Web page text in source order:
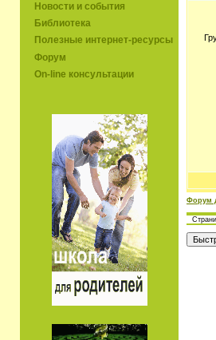
Новости и события
Библиотека
Полезные интернет-ресурсы
Форум
On-line консультации
Форум